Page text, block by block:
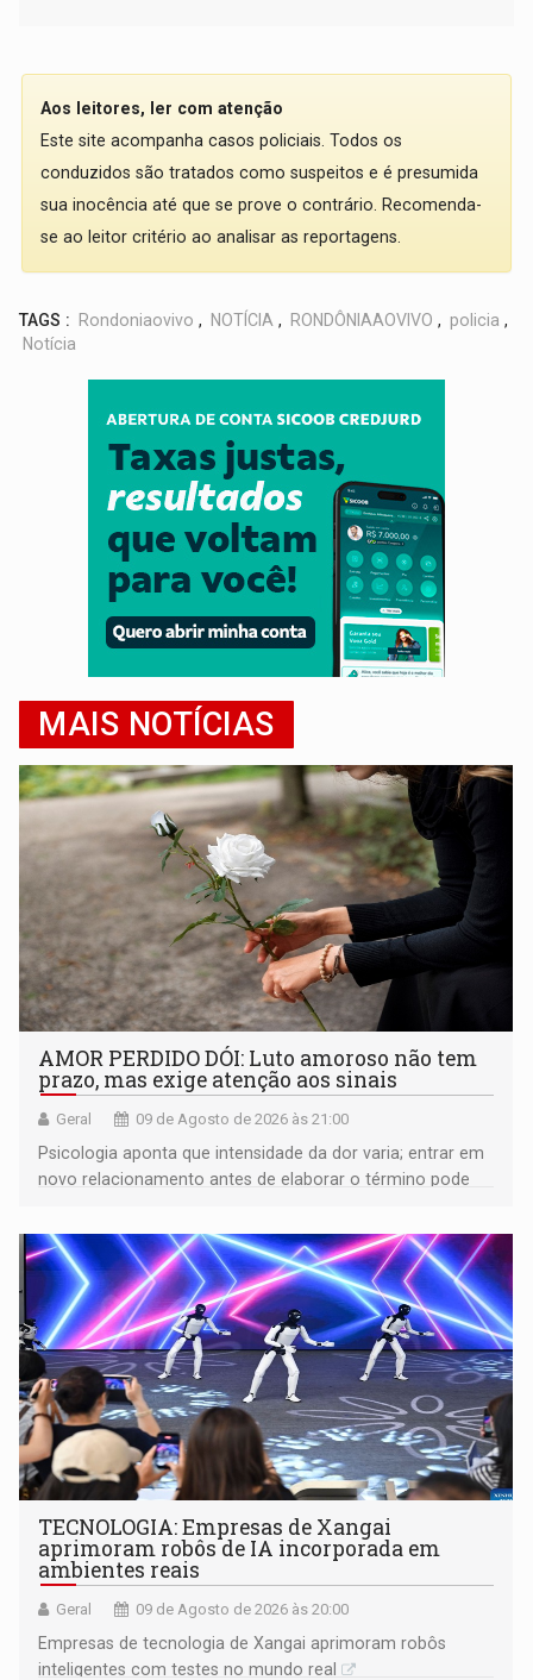
Aos leitores, ler com atenção
Este site acompanha casos policiais. Todos os
conduzidos são tratados como suspeitos e é presumida
sua inocência até que se prove o contrário. Recomenda-
se ao leitor critério ao analisar as reportagens.
TAGS : Rondoniaovivo , NOTÍCIA , RONDÔNIAAOVIVO , policia ,
Notícia
MAIS NOTÍCIAS
AMOR PERDIDO DÓI: Luto amoroso não tem
prazo, mas exige atenção aos sinais
Geral 09 de Agosto de 2026 às 21:00
Psicologia aponta que intensidade da dor varia; entrar em
novo relacionamento antes de elaborar o término pode
TECNOLOGIA: Empresas de Xangai
aprimoram robôs de IA incorporada em
ambientes reais
Geral 09 de Agosto de 2026 às 20:00
Empresas de tecnologia de Xangai aprimoram robôs
inteligentes com testes no mundo real